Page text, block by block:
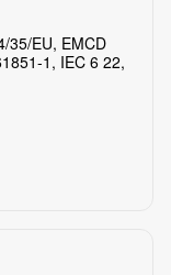
35/EU, EMCD
1, IEC 6 22,